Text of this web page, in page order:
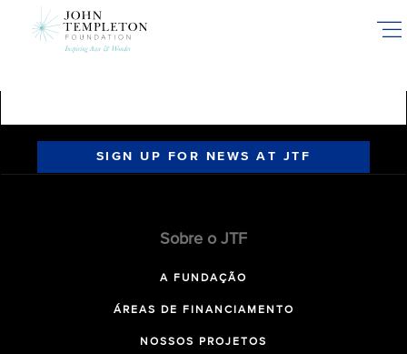
SIGN UP FOR NEWS AT JTF
Sobre o JTF
A FUNDAÇÃO
ÁREAS DE FINANCIAMENTO
NOSSOS PROJETOS